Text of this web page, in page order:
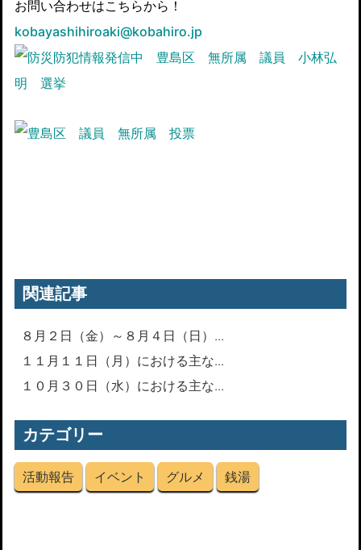
お問い合わせはこちらから！
kobayashihiroaki@kobahiro.jp
関連記事
８月２日（金）～８月４日（日）...
１１月１１日（月）における主な...
１０月３０日（水）における主な...
カテゴリー
活動報告 イベント グルメ 銭湯